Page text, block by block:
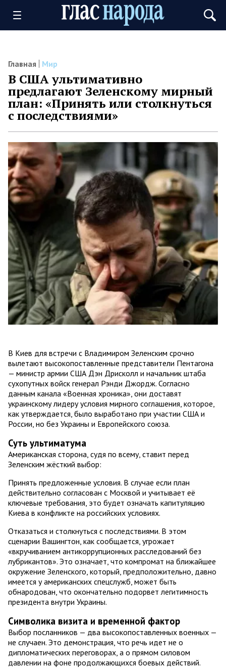
Главная Мир
В США ультимативно
предлагают Зеленскому мирный
план: «Принять или столкнуться
с последствиями»
В Киев для встречи с Владимиром Зеленским срочно
вылетают высокопоставленные представители Пентагона
— министр армии США Дэн Дрисколл и начальник штаба
сухопутных войск генерал Рэнди Джордж. Согласно
данным канала «Военная хроника», они доставят
украинскому лидеру условия мирного соглашения, которое,
как утверждается, было выработано при участии США и
России, но без Украины и Европейского союза.
Суть ультиматума
Американская сторона, судя по всему, ставит перед
Зеленским жёсткий выбор:
Принять предложенные условия. В случае если план
действительно согласован с Москвой и учитывает её
ключевые требования, это будет означать капитуляцию
Киева в конфликте на российских условиях.
Отказаться и столкнуться с последствиями. В этом
сценарии Вашингтон, как сообщается, угрожает
«вкручиванием антикоррупционных расследований без
лубрикантов». Это означает, что компромат на ближайшее
окружение Зеленского, который, предположительно, давно
имеется у американских спецслужб, может быть
обнародован, что окончательно подорвет легитимность
президента внутри Украины.
Символика визита и временной фактор
Выбор посланников — два высокопоставленных военных —
не случаен. Это демонстрация, что речь идет не о
дипломатических переговорах, а о прямом силовом
давлении на фоне продолжающихся боевых действий.